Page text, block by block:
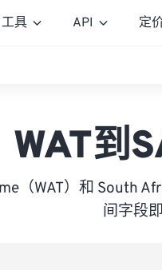
工具 API 定
WAT到
（WAT）和 South
间字段